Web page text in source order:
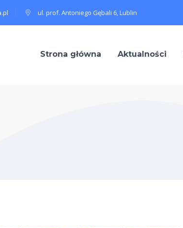
ul. prof. Antoniego Gębali 6, Lublin
Strona główna Aktualności